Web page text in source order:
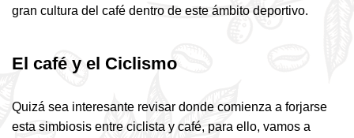
gran cultura del café dentro de este ámbito deportivo.
El café y el Ciclismo
Quizá sea interesante revisar donde comienza a forjarse
esta simbiosis entre ciclista y café, para ello, vamos a